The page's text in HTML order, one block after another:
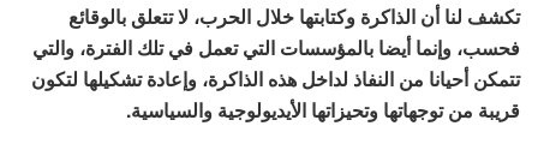
تكشف لنا أن الذاكرة وكتابتها خلال الحرب، لا تتعلق بالوقائع
فحسب، وإنما أيضا بالمؤسسات التي تعمل في تلك الفترة، والتي
تتمكن أحيانا من النفاذ لداخل هذه الذاكرة، وإعادة تشكيلها لتكون
قريبة من توجهاتها وتحيزاتها الأيديولوجية والسياسية.